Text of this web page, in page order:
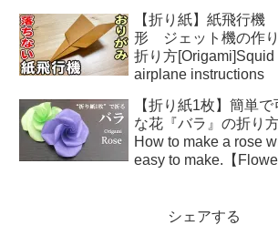
【折り紙】紙飛行
形 ジェット機の作
折り方[Origami]Squid
airplane instructions
【折り紙1枚】簡単
な花『バラ』の折り
How to make a rose
easy to make.【
シェアする